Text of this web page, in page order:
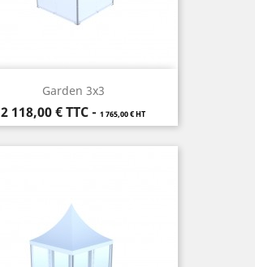
Garden 3x3
Prix
2 118,00 €TTC- 1 765,00 € HT